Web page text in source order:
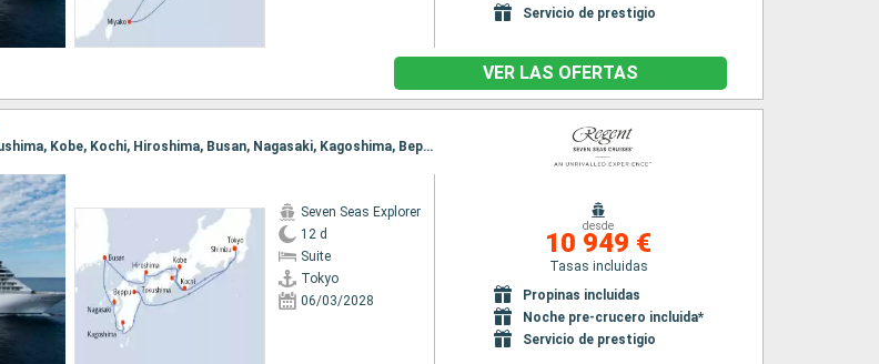
Servicio de prestigio
VER LAS OFERTAS
Itinerario : Tokyo, Shimizu, Tokushima, Kobe, Kochi, Hiroshima, Busan, Nagasaki, Kagoshima, Beppu, Tokyo
Seven Seas Explorer
12 d
Suite
Tokyo
06/03/2028
desde
10 949 €
Tasas incluidas
Propinas incluidas
Noche pre-crucero incluida*
Servicio de prestigio